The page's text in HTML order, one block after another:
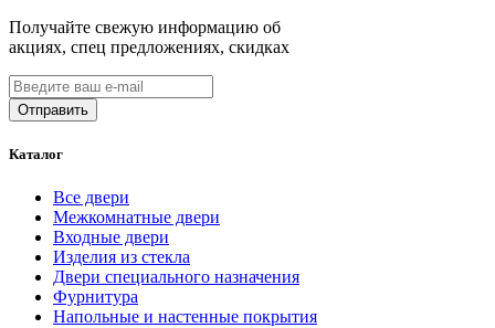
Получайте свежую информацию об
акциях, спец предложениях, скидках
Каталог
Все двери
Межкомнатные двери
Входные двери
Изделия из стекла
Двери специального назначения
Фурнитура
Напольные и настенные покрытия